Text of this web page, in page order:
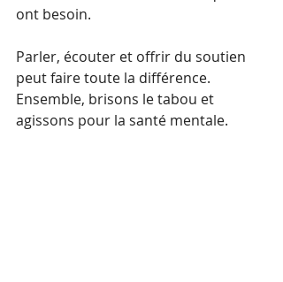
ont besoin.
Parler, écouter et offrir du soutien
peut faire toute la différence.
Ensemble, brisons le tabou et
agissons pour la santé mentale.